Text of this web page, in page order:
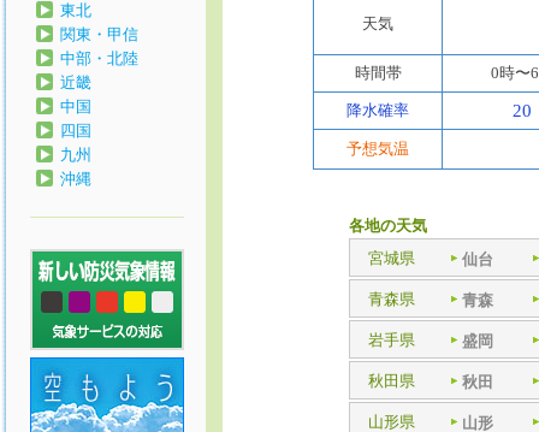
東北
関東・甲信
中部・北陸
近畿
中国
四国
九州
沖縄
天気
時間帯 0時〜
降水確率 20
予想気温
各地の天気
宮城県
仙台
青森県 青森
岩手県 盛岡
秋田県 秋田
山形県 山形